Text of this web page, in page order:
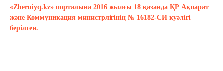
«Zheruiyq.kz» порталына 2016 жылғы 18 қазанда ҚР Ақпарат
және Коммуникация министрлігінің № 16182-СИ куәлігі
берілген.